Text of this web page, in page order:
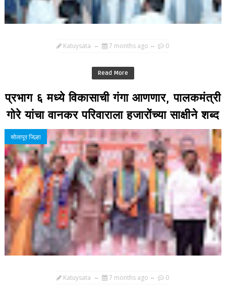
Katuysata 7 months ago 0
Read More
प्रभाग ६ मध्ये विकासाची गंगा आणणार, पालकमंत्री
गोरे यांचा वानकर परिवाराला हजारोंच्या साक्षीने शब्द
सोलापूर जिल्हा
Katuysata 7 months ago 0